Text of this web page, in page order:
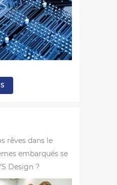
rêves dans le
embarqués se
Design ?